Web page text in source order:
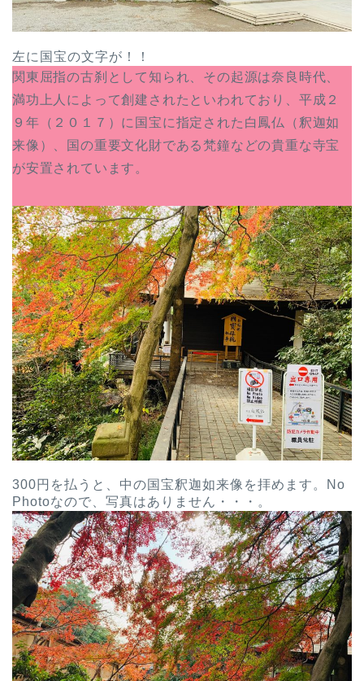
左に国宝の文字が！！
関東屈指の古刹として知られ、その起源は奈良時代、
満功上人によって創建されたといわれており、平成２
９年（２０１７）に国宝に指定された白鳳仏（釈迦如
来像）、国の重要文化財である梵鐘などの貴重な寺宝
が安置されています。
300円を払うと、中の国宝釈迦如来像を拝めます。No
Photoなので、写真はありません・・・。